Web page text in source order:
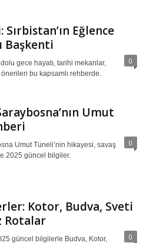
Eğlence
Başkenti
0
gece hayatı, tarihi mekanlar,
bu kapsamlı rehberde.
Umut
0
Umut Tüneli’nin hikayesi, savaş
2025 güncel bilgiler.
Kotor, Budva, Sveti
Rotalar
0
güncel bilgilerle Budva, Kotor,